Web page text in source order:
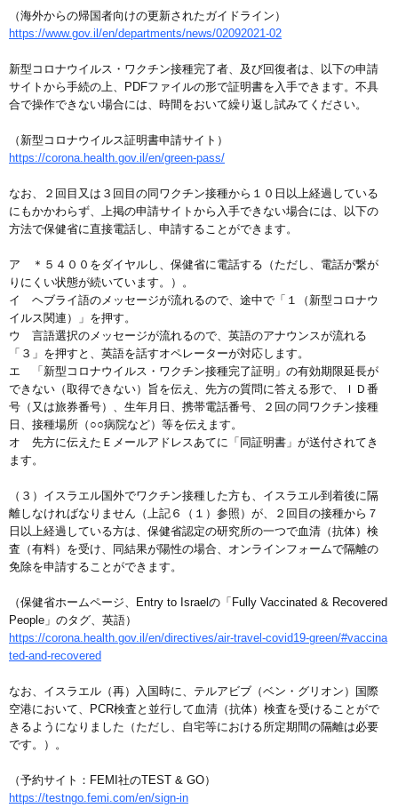
（海外からの帰国者向けの更新されたガイドライン）
https://www.gov.il/en/departments/news/02092021-02
新型コロナウイルス・ワクチン接種完了者、及び回復者は、以下の申請
サイトから手続の上、PDFファイルの形で証明書を入手できます。不具
合で操作できない場合には、時間をおいて繰り返し試みてください。
（新型コロナウイルス証明書申請サイト）
https://corona.health.gov.il/en/green-pass/
なお、２回目又は３回目の同ワクチン接種から１０日以上経過している
にもかかわらず、上掲の申請サイトから入手できない場合には、以下の
方法で保健省に直接電話し、申請することができます。
ア ＊５４００をダイヤルし、保健省に電話する（ただし、電話が繋が
りにくい状態が続いています。）。
イ ヘブライ語のメッセージが流れるので、途中で「１（新型コロナウ
イルス関連）」を押す。
ウ 言語選択のメッセージが流れるので、英語のアナウンスが流れる
「３」を押すと、英語を話すオペレーターが対応します。
エ 「新型コロナウイルス・ワクチン接種完了証明」の有効期限延長が
できない（取得できない）旨を伝え、先方の質問に答える形で、ＩＤ番
号（又は旅券番号）、生年月日、携帯電話番号、２回の同ワクチン接種
日、接種場所（○○病院など）等を伝えます。
オ 先方に伝えたＥメールアドレスあてに「同証明書」が送付されてき
ます。
（３）イスラエル国外でワクチン接種した方も、イスラエル到着後に隔
離しなければなりません（上記６（１）参照）が、２回目の接種から７
日以上経過している方は、保健省認定の研究所の一つで血清（抗体）検
査（有料）を受け、同結果が陽性の場合、オンラインフォームで隔離の
免除を申請することができます。
（保健省ホームページ、Entry to Israelの「Fully Vaccinated & Recovered
People」のタグ、英語）
https://corona.health.gov.il/en/directives/air-travel-covid19-green/#vaccina
ted-and-recovered
なお、イスラエル（再）入国時に、テルアビブ（ベン・グリオン）国際
空港において、PCR検査と並行して血清（抗体）検査を受けることがで
きるようになりました（ただし、自宅等における所定期間の隔離は必要
です。）。
（予約サイト：FEMI社のTEST & GO）
https://testngo.femi.com/en/sign-in